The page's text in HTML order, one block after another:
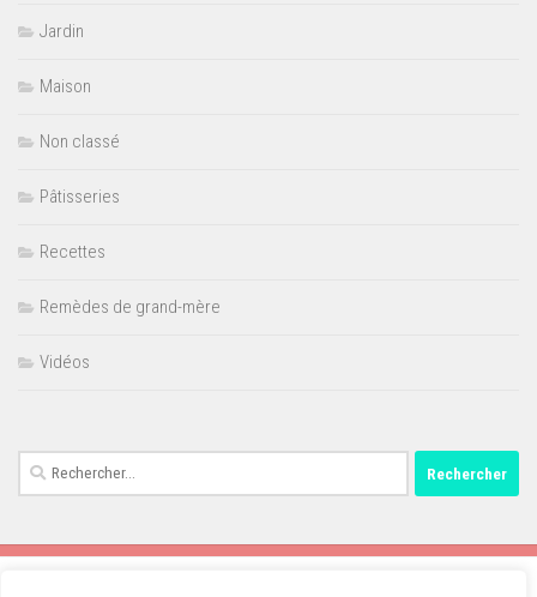
Jardin
Maison
Non classé
Pâtisseries
Recettes
Remèdes de grand-mère
Vidéos
Rechercher :